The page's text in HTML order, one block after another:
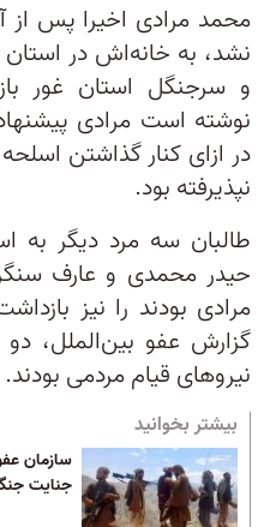
محمد مرادی اخیرا پس از
نشد، به خانه‌اش در
و سرجنگل استان غور
نوشته است مرادی
در ازای کنار گذاشتن
نپذیرفته بود.
طالبان سه مرد دیگر به
حیدر محمدی و عارف
مرادی بودند را نیز
گزارش عفو بین‌الملل، دو
نیروهای قیام مردمی بودند.
بیشتر بخوانید
سازمان
جنایت